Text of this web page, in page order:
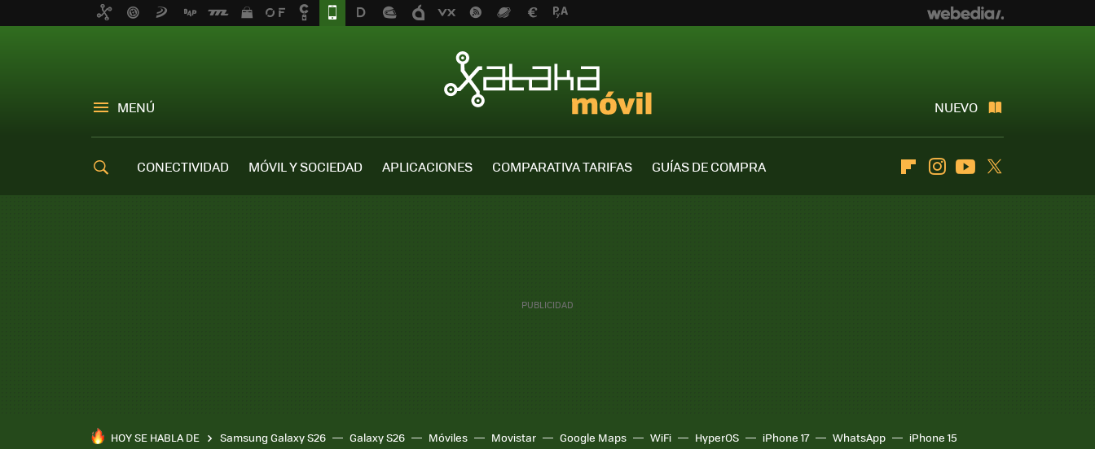
MENÚ NUEVO
CONECTIVIDAD MÓVIL Y SOCIEDAD APLICACIONES COMPARATIVA TARIFAS
GUÍAS DE COMPRA
FlipboardInstagramYoutube
HOY SE HABLA DE Samsung Galaxy S26 Galaxy S26 Móviles Movistar Google Maps WiFi HyperOS iPhone 17 WhatsApp iPhone 15